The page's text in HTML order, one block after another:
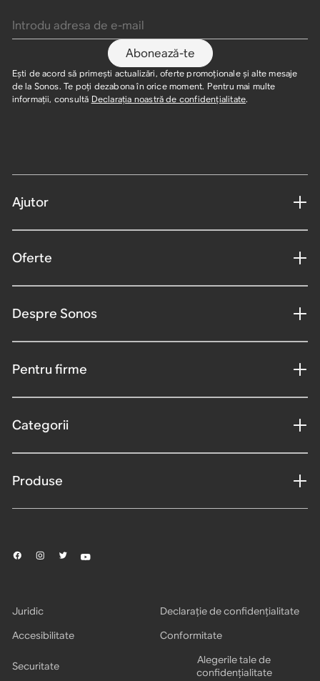
Abonează-te
Ești de acord să primești actualizări, oferte promoționale și alte mesaje
de la Sonos. Te poți dezabona în orice moment. Pentru mai multe
informații, consultă Declarația noastră de confidențialitate.
Ajutor
Oferte
Despre Sonos
Pentru firme
Categorii
Produse
Juridic
Declarație de confidențialitate
Accesibilitate
Conformitate
Securitate
Alegerile tale de
confidențialitate